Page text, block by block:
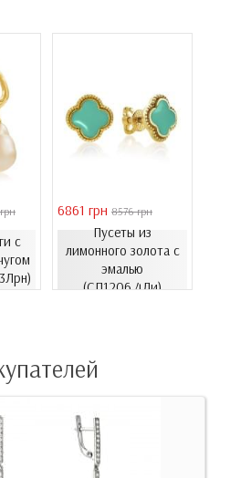
с
6861 грн 8576 грн
Пусеты из
лимонного золота с
эмалью
(СП1206.4Ли)